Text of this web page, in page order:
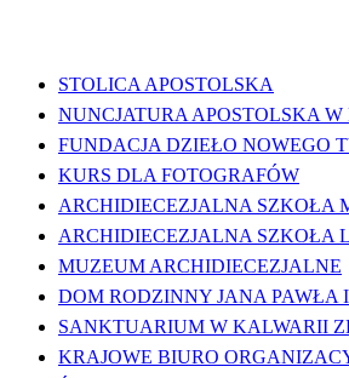
STOLICA APOSTOLSKA
NUNCJATURA APOSTOLSKA W
FUNDACJA DZIEŁO NOWEGO
KURS DLA FOTOGRAFÓW
ARCHIDIECEZJALNA SZKOŁA
ARCHIDIECEZJALNA SZKOŁA
MUZEUM ARCHIDIECEZJALNE
DOM RODZINNY JANA PAWŁA
SANKTUARIUM W KALWARII
KRAJOWE BIURO